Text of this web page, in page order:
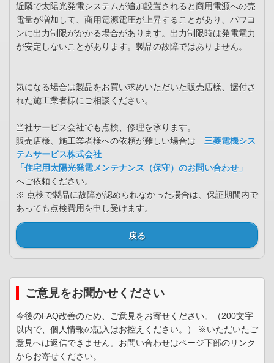
近隣で太陽光発電システムが追加設置されると商用電源への売
電量が増加して、商用電源電圧が上昇することがあり、パワコ
ンに出力制限がかかる場合があります。出力制限時は発電電力
が安定しないことがあります。製品の故障ではありません。
気になる場合は製品をお買い求めいただいた販売店様、据付さ
れた施工業者様にご相談ください。
当社サービス会社でも点検、修理を承ります。
販売店様、施工業者様への依頼が難しい場合は 三菱電機シス
テムサービス株式会社
「住宅用太陽光発電メンテナンス（保守）のお問い合わせ」
へご依頼ください。
※ 点検で製品に故障が認められなかった場合は、保証期間内で
あっても点検費用を申し受けます。
戻る
ご意見をお聞かせください
今後のFAQ改善のため、ご意見をお寄せください。（200文字
以内で、個人情報の記入はお控えください。） ※いただいたご
意見へは返信できません。お問い合わせはページ下部のリンク
からお寄せください。